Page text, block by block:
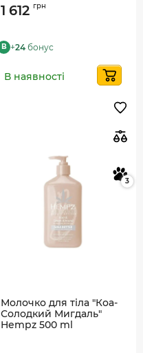
1 612 грн
B +24 бонус
В наявності
3
Молочко для тіла "Коа-
Солодкий Мигдаль"
Hempz 500 ml